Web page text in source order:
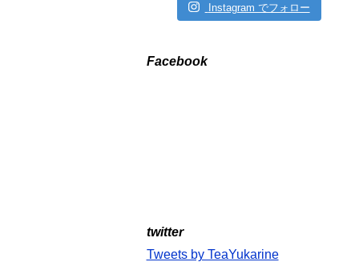
Instagram でフォロー
Facebook
twitter
Tweets by TeaYukarine